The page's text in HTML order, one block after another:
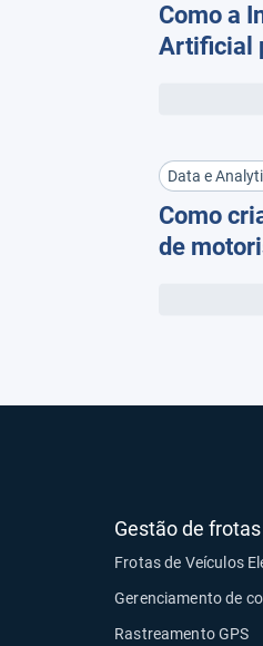
Como a
Artificial
Data e
Como
de
janela
Gestão de frotas
Frotas de Veículos
Gerenciamento de
Rastreamento GPS